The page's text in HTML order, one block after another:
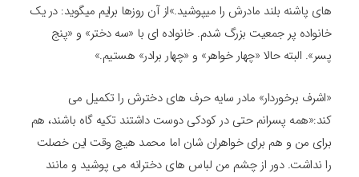
های پاشنه بلند مادرش را میپوشید.»از آن روزها برایم میگوید: در یک
خانواده پر جمعیت بزرگ شدم. خانواده ای با «سه دختر» و «پنج
پسر». البته حالا «چهار خواهر» و «چهار برادر» هستیم.»
«اشرف برخوردار» مادر سایه حرف های دخترش را تکمیل می
کند:«همه پسرانم حتی در کودکی دوست داشتند تکیه گاه باشند، هم
برای من و هم برای خواهران شان اما محمد هیچ وقت این خصلت
را نداشت. دور از چشم من لباس های دخترانه می پوشید و مانند